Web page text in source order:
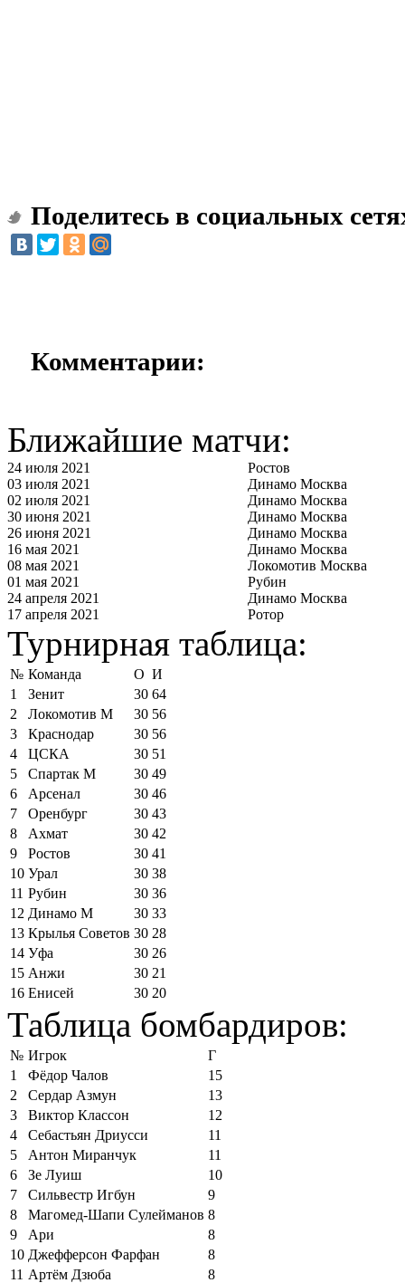
Поделитесь в социальных
Комментарии:
Ближайшие матчи:
24 июля 2021
Ростов
03 июля 2021
Динамо Москва
02 июля 2021
Динамо Москва
30 июня 2021
Динамо Москва
26 июня 2021
Динамо Москва
16 мая 2021
Динамо Москва
08 мая 2021
Локомотив Москва
01 мая 2021
Рубин
24 апреля 2021
Динамо Москва
17 апреля 2021
Ротор
Турнирная таблица:
№ Команда О И
1
Зенит 30 64
2
Локомотив М 30 56
3
Краснодар 30 56
4
ЦСКА 30 51
5
Спартак М 30 49
6
Арсенал 30 46
7
Оренбург 30 43
8
Ахмат 30 42
9
Ростов 30 41
10 Урал 30 38
11 Рубин 30 36
12 Динамо М 30 33
13 Крылья Советов 30 28
14 Уфа 30 26
15 Анжи 30 21
16 Енисей 30 20
Таблица бомбардиров:
№ Игрок
Г
1
Фёдор Чалов
15
2
Сердар Азмун
13
3
Виктор Классон
12
4
Себастьян Дриусси
11
5
Антон Миранчук
11
6
Зе Луиш
10
7
Сильвестр Игбун
9
8
Магомед-Шапи Сулейманов 8
9
Ари
8
10 Джефферсон Фарфан
8
11 Артём Дзюба
8